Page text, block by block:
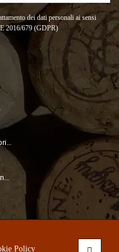
dei dati personali ai sensi
2016/679 (GDPR)
Policy